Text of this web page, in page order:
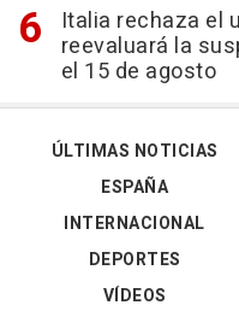
Italia rechaza el
reevaluará la
el 15 de agosto
ÚLTIMAS NOTICIAS
ESPAÑA
INTERNACIONAL
DEPORTES
VÍDEOS